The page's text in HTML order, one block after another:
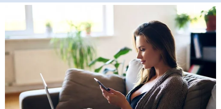
Nastavení zařízení a režimy
nastavení